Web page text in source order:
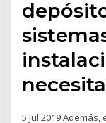
5 Jul 2019